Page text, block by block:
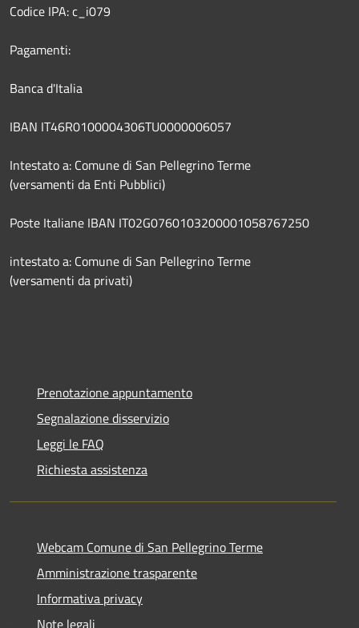
Codice IPA: c_i079
Pagamenti:
Banca d'Italia
IBAN IT46R0100004306TU0000006057
Intestato a: Comune di San Pellegrino Terme
(versamenti da Enti Pubblici)
Poste Italiane IBAN IT02G0760103200001058767250
intestato a: Comune di San Pellegrino Terme
(versamenti da privati)
Prenotazione appuntamento
Segnalazione disservizio
Leggi le FAQ
Richiesta assistenza
Webcam Comune di San Pellegrino Terme
Amministrazione trasparente
Informativa privacy
Note legali